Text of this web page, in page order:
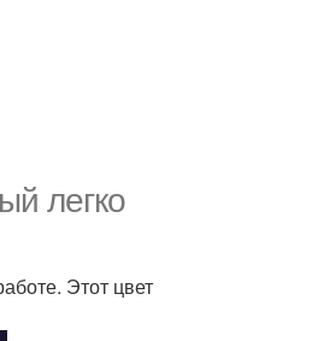
легко
Этот цвет